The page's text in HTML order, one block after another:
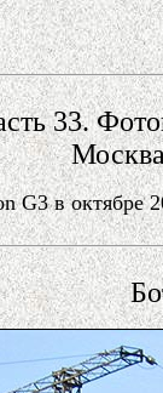
33.
G3 в октябре